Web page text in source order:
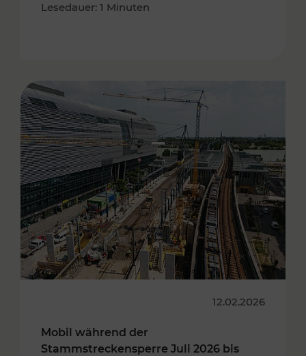
Lesedauer: 1 Minuten
12.02.2026
Mobil während der
Stammstreckensperre Juli 2026 bis